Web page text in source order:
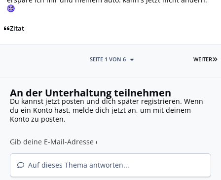
Zitat
WEITER
SEITE 1 VON 6
An der Unterhaltung teilnehmen
Du kannst jetzt posten und dich später registrieren. Wenn
du ein Konto hast, melde dich jetzt an, um mit deinem
Konto zu posten.
Auf dieses Thema antworten...